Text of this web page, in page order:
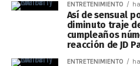
ENTRETENIMIENTO
Así de sensual
diminuto traje
cumpleaños
reacción de JD
ENTRETENIMIENTO